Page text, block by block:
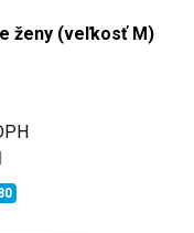
ženy (veľkosť M)